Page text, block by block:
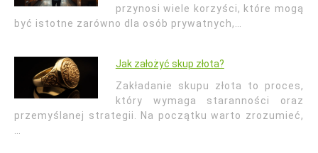
przynosi wiele korzyści, które mogą
być istotne zarówno dla osób prywatnych,…
Jak założyć skup złota?
Zakładanie skupu złota to proces,
który wymaga staranności oraz
przemyślanej strategii. Na początku warto zrozumieć,